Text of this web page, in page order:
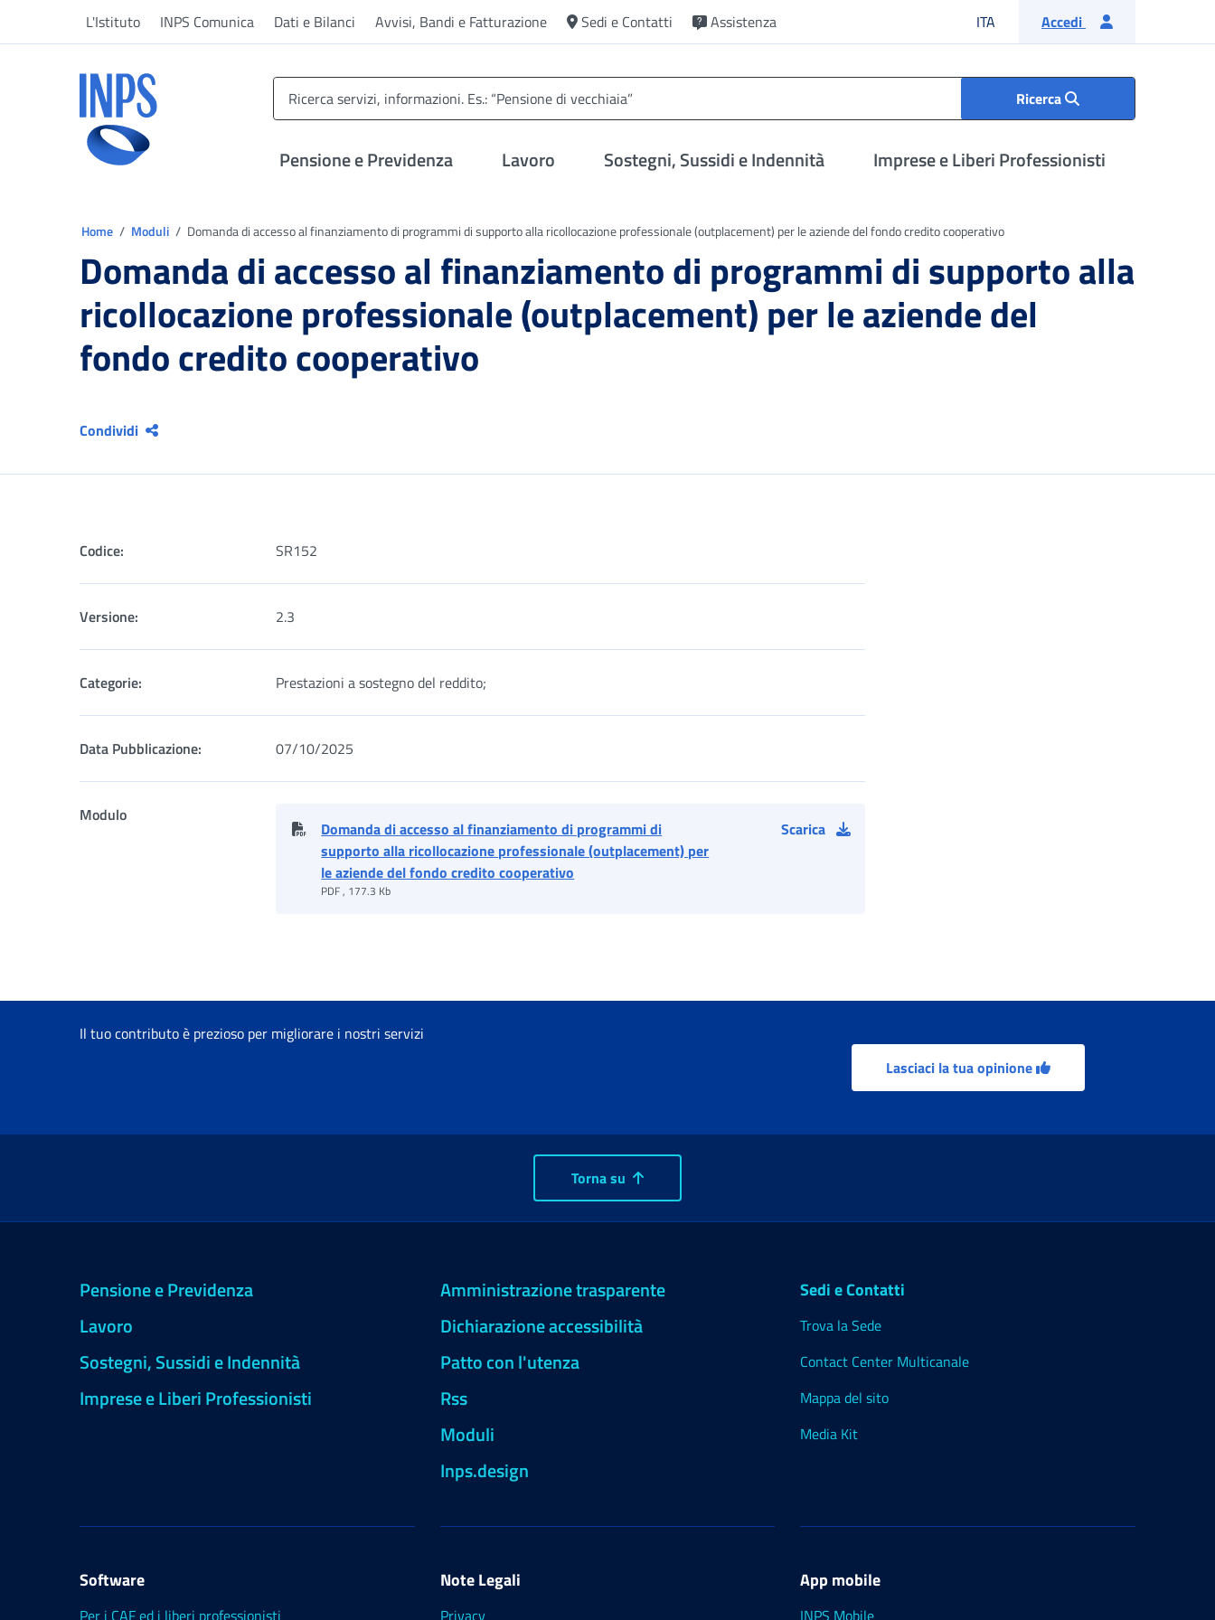
L'Istituto INPS Comunica Dati e Bilanci Avvisi, Bandi e Fatturazione Sedi e Contatti Assistenza ITA Lingua italiana
Accedi
Ricerca
Pensione e Previdenza Lavoro Sostegni, Sussidi e Indennità Imprese e Liberi Professionisti
Home Moduli Domanda di accesso al finanziamento di programmi di supporto alla ricollocazione professionale (outplacement) per le aziende del fondo credito cooperativo
Domanda di accesso al finanziamento di programmi di supporto alla
ricollocazione professionale (outplacement) per le aziende del
fondo credito cooperativo
Condividi
Codice: SR152
Versione: 2.3
Categorie: Prestazioni a sostegno del reddito;
Data Pubblicazione: 07/10/2025
Modulo
Domanda di accesso al finanziamento di programmi di
supporto alla ricollocazione professionale (outplacement) per
le aziende del fondo credito cooperativo
PDF , 177.3 Kb
Scarica
Il tuo contributo è prezioso per migliorare i nostri servizi
Lasciaci la tua opinione
Torna su
Pensione e Previdenza
Lavoro
Sostegni, Sussidi e Indennità
Imprese e Liberi Professionisti
Amministrazione trasparente
Dichiarazione accessibilità
Patto con l'utenza
Rss
Moduli
Inps.design
Sedi e Contatti
Trova la Sede
Contact Center Multicanale
Mappa del sito
Media Kit
Software
Per i CAF ed i liberi professionisti
Note Legali
Privacy
App mobile
INPS Mobile